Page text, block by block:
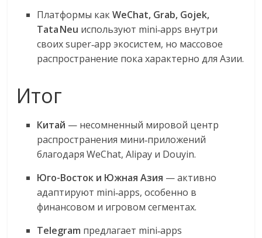
Платформы какWeChat, Grab, Gojek,
Tata Neu используют mini‑apps внутри
своих super‑app экосистем, но массовое
распространение пока характерно для Азии.
Итог
Китай — несомненный мировой центр
распространения мини‑приложений
благодаря WeChat, Alipay и Douyin.
Юго-Восток и Южная Азия — активно
адаптируют mini‑apps, особенно в
финансовом и игровом сегментах.
Telegram предлагает mini‑apps